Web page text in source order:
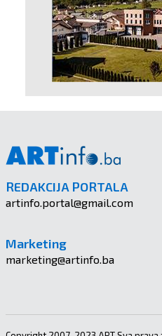
REDAKCIJA PORTALA
artinfo.portal@gmail.com
Marketing
marketing@artinfo.ba